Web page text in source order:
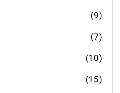
(9)
(7)
(10)
(15)